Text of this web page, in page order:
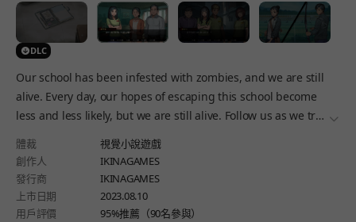
DLC
Our school has been infested with zombies, and we are still
alive. Every day, our hopes of escaping this school become
less and less likely, but we are still alive. Follow us as we try
더보
體裁
視覺小說遊戲
創作人
IKINAGAMES
發行商
IKINAGAMES
上市日期
2023.08.10
用戶評價
95%推薦（90名參與）